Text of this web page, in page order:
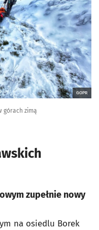
GOPR
górach zimą
zupełnie nowy
na osiedlu Borek